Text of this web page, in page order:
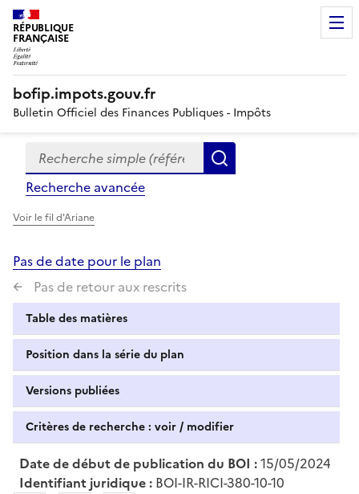
RÉPUBLIQUE
FRANÇAISE
bofip.impots.gouv.fr
Bulletin Officiel des Finances Publiques - Impôts
Formulaire
de
recherche
Recherche simple (références, mots clés, partie du
Recherche avancée
Voir le fil d'Ariane
Pas de date pour le plan
Pas de retour aux rescrits
Table des matières
Position dans la série du plan
Versions publiées
Critères de recherche : voir / modifier
Date de début de publication du BOI :15/05/2024
Identifiant juridique : BOI-IR-RICI-380-10-10